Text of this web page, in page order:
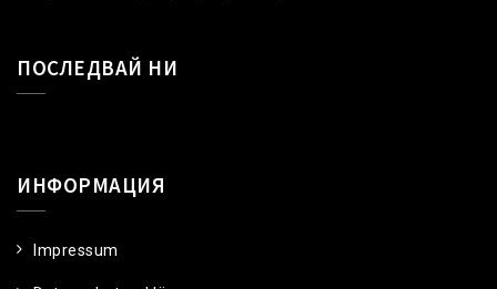
ПОСЛЕДВАЙ НИ
ИНФОРМАЦИЯ
Impressum